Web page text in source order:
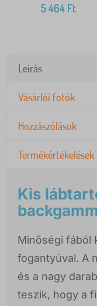
5 464 Ft
Leírás
Vásárlói fotók
Hozzászólások
Termékértékelések
Kis
Minőségi fából
fogantyúval. A
és a nagy
teszik, hogy a